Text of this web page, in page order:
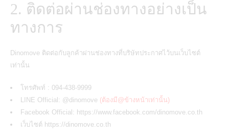
2. ติดต่อผ่านช่องทางอย่างเป็น
ทางการ
Dinomove ติดต่อกับลูกค้าผ่านช่องทางที่บริษัทประกาศไว้บนเว็บไซต์
เท่านั้น
โทรศัพท์ : 094-438-9999
LINE Official: @dinomove (ต้องมี@ข้างหน้าเท่านั้น)
Facebook Official: https://www.facebook.com/dinomove.co.th
เว็บไซต์ https://dinomove.co.th